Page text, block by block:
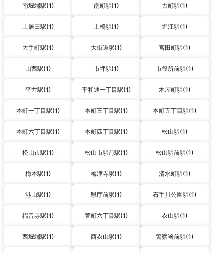
南堀端駅(1) 南町駅(1) 古町駅(1)
土居田駅(1) 土橋駅(1) 堀江駅(1)
大手町駅(1) 大街道駅(1) 宮田町駅(1)
山西駅(1) 市坪駅(1) 市役所前駅(1)
平井駅(1) 平和通一丁目駅(1) 木屋町駅(1)
本町一丁目駅(1) 本町三丁目駅(1) 本町五丁目駅(1)
本町六丁目駅(1) 本町四丁目駅(1) 松山駅(1)
松山市駅(1) 松山市駅前駅(1) 松山駅前駅(1)
梅本駅(1) 梅津寺駅(1) 清水町駅(1)
港山駅(1) 県庁前駅(1) 石手川公園駅(1)
福音寺駅(1) 萱町六丁目駅(1) 衣山駅(1)
西堀端駅(1) 西衣山駅(1) 警察署前駅(1)